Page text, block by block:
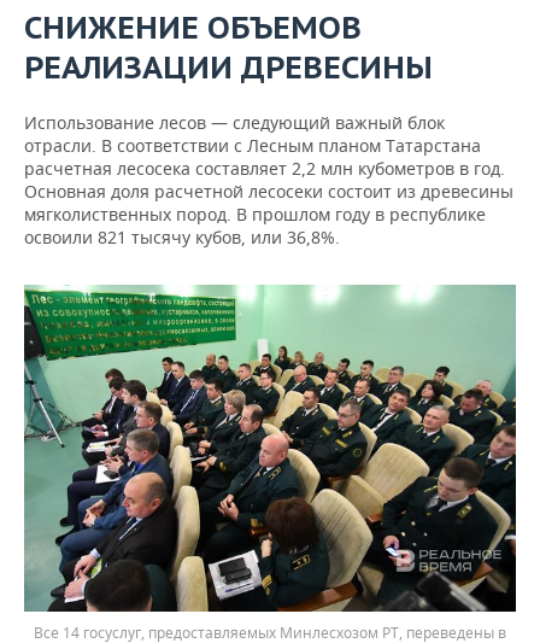
СНИЖЕНИЕ ОБЪЕМОВ
РЕАЛИЗАЦИИ ДРЕВЕСИНЫ
Использование лесов — следующий важный блок
отрасли. В соответствии с Лесным планом Татарстана
расчетная лесосека составляет 2,2 млн кубометров в год.
Основная доля расчетной лесосеки состоит из древесины
мягколиственных пород. В прошлом году в республике
освоили 821 тысячу кубов, или 36,8%.
Все 14 госуслуг, предоставляемых Минлесхозом РТ, переведены в